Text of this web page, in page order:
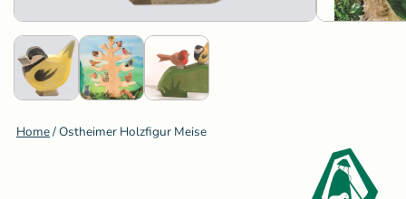
Home/Ostheimer Holzfigur Meise